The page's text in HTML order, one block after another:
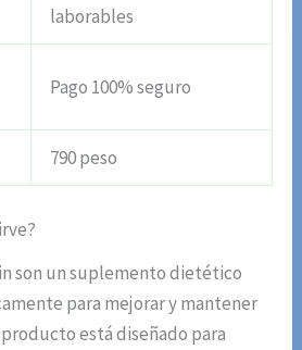
laborables
Pago 100% seguro
790 peso
son un suplemento dietético
para mejorar y mantener
está diseñado para